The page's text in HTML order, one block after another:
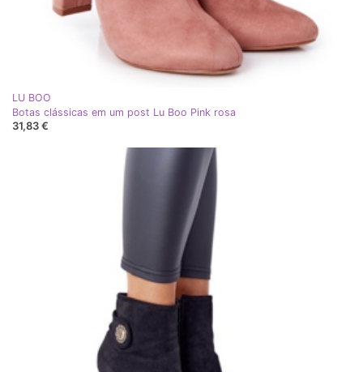
LU BOO
Botas clássicas em um post Lu Boo Pink rosa
31,83 €